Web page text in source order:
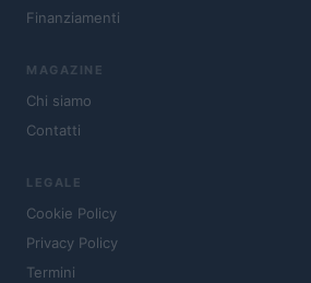
Finanziamenti
MAGAZINE
Chi siamo
Contatti
LEGALE
Cookie Policy
Privacy Policy
Termini